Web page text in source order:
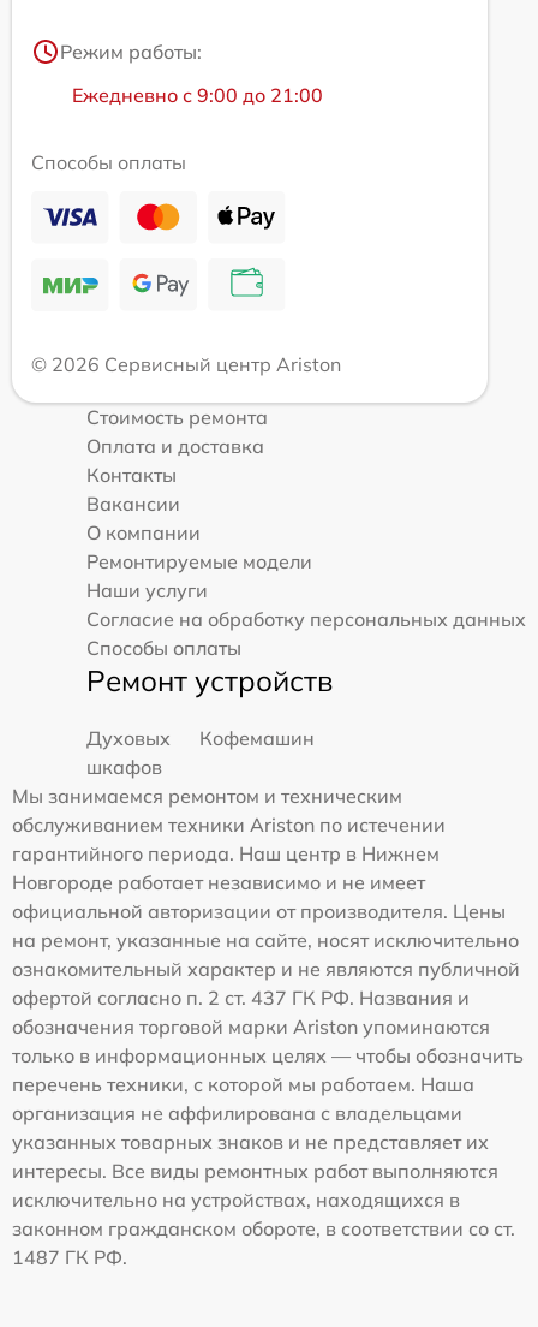
Режим работы:
Ежедневно с 9:00 до 21:00
Способы оплаты
© 2026 Сервисный центр Ariston
Стоимость ремонта
Оплата и доставка
Контакты
Вакансии
О компании
Ремонтируемые модели
Наши услуги
Согласие на обработку персональных данных
Способы оплаты
Ремонт устройств
Духовых
шкафов
Кофемашин
Мы занимаемся ремонтом и техническим
обслуживанием техники Ariston по истечении
гарантийного периода. Наш центр в Нижнем
Новгороде работает независимо и не имеет
официальной авторизации от производителя. Цены
на ремонт, указанные на сайте, носят исключительно
ознакомительный характер и не являются публичной
офертой согласно п. 2 ст. 437 ГК РФ. Названия и
обозначения торговой марки Ariston упоминаются
только в информационных целях — чтобы обозначить
перечень техники, с которой мы работаем. Наша
организация не аффилирована с владельцами
указанных товарных знаков и не представляет их
интересы. Все виды ремонтных работ выполняются
исключительно на устройствах, находящихся в
законном гражданском обороте, в соответствии со ст.
1487 ГК РФ.